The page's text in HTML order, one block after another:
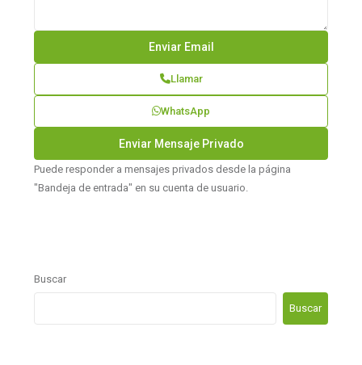
Llamar
WhatsApp
Puede responder a mensajes privados desde la página
"Bandeja de entrada" en su cuenta de usuario.
Buscar
Buscar